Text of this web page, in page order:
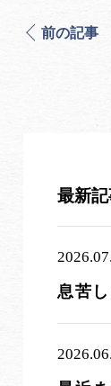
前の記事
最新
息苦